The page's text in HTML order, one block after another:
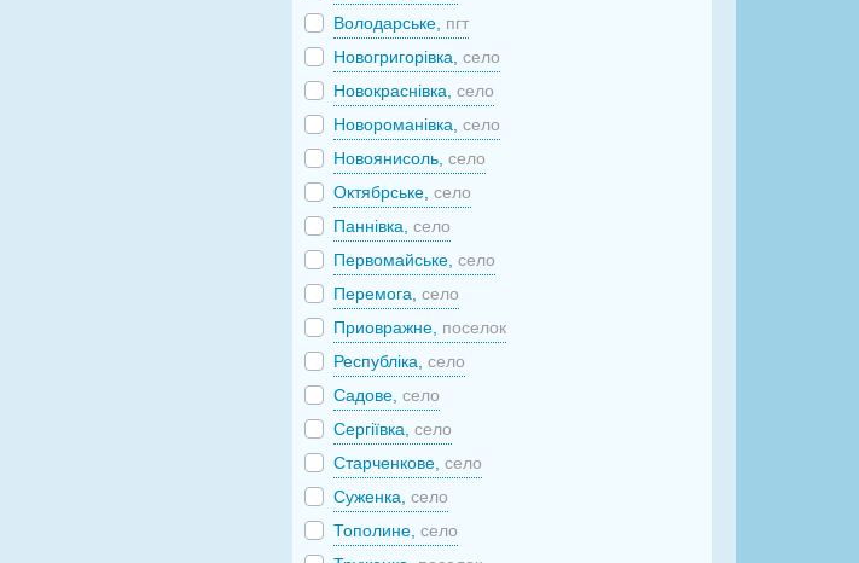
Володарське, пгт
Новогригорівка,село
Новокраснівка,село
Новороманівка,село
Новоянисоль,село
Октябрське,село
Паннівка,село
Первомайське,село
Перемога,село
Приовражне, поселок
Республіка,село
Садове,село
Сергіївка,село
Старченкове,село
Суженка,село
Тополине,село